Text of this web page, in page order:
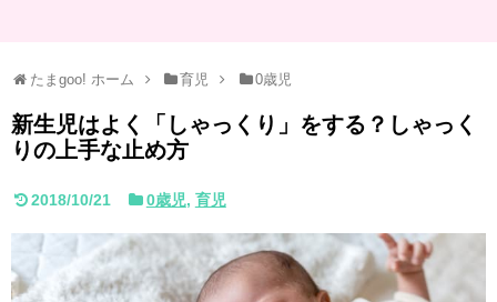
たまgoo! ホーム 育児 0歳児
新生児はよく「しゃっくり」をする？しゃっく
りの上手な止め方
2018/10/21 0歳児, 育児